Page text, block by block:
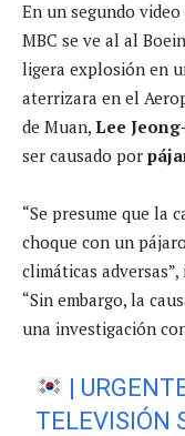
En un segundo
MBC se ve al al
ligera explosión en
aterrizara en el
de Muan, Lee
ser causado por
“Se presume que la
choque con un
climáticas
“Sin embargo, la
una investigación
|
TELEVISIÓN